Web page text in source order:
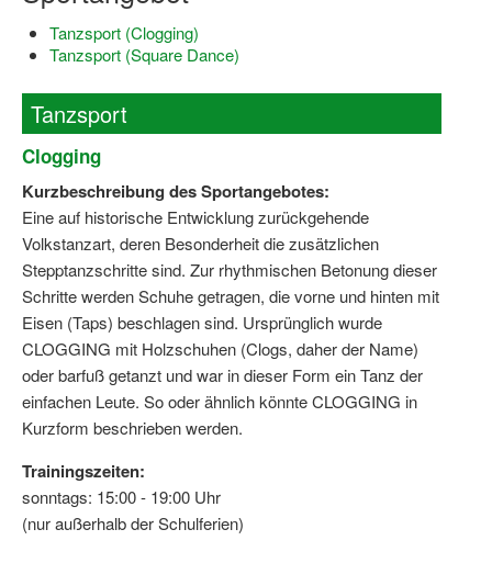
Mädchen in Mannschaftssportarten
Bewegungszwerge
Bewegungskindergarten
Mini-Sportabzeichen
Sportgutschein 4.0
SportartCheck
Sport im Ganztag
Sport vor Ort
Integration durch Sport
Bewegt zu Hause
Tanzsport (Clogging)
Tanzsport (Square Dance)
Tanzsport
Clogging
Kurzbeschreibung des Sportangebotes:
Eine auf historische Entwicklung zurückgehende
Volkstanzart, deren Besonderheit die zusätzlichen
Stepptanzschritte sind. Zur rhythmischen Betonung dieser
Schritte werden Schuhe getragen, die vorne und hinten mit
Eisen (Taps) beschlagen sind. Ursprünglich wurde
CLOGGING mit Holzschuhen (Clogs, daher der Name)
oder barfuß getanzt und war in dieser Form ein Tanz der
einfachen Leute. So oder ähnlich könnte CLOGGING in
Kurzform beschrieben werden.
Trainingszeiten:
sonntags: 15:00 - 19:00 Uhr
(nur außerhalb der Schulferien)